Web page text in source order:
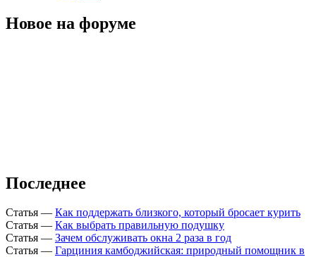
Новое на форуме
Последнее
Статья — Как поддержать близкого, который бросает курить
Статья — Как выбрать правильную подушку
Статья — Зачем обслуживать окна 2 раза в год
Статья — Гарциния камбоджийская: природный помощник в